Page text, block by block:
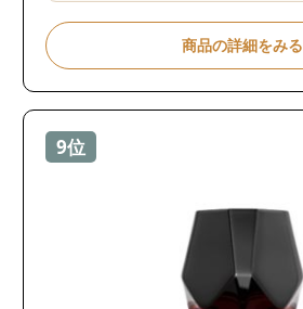
商品の詳細をみる
9位